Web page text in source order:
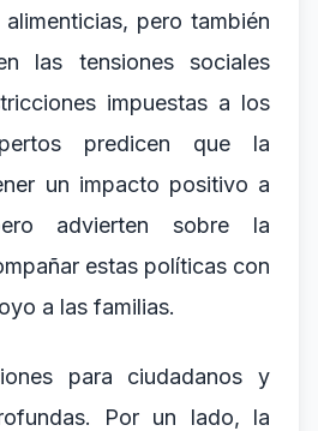
pero también
las tensiones sociales
impuestas a los
predicen que la
un impacto positivo a
advierten sobre la
estas políticas con
a las familias.
para ciudadanos y
Por un lado, la